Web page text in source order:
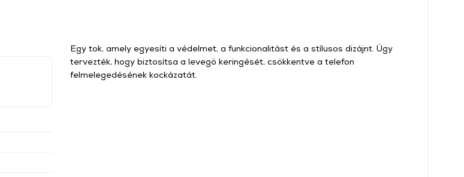
Egy tok, amely egyesíti a védelmet, a funkcionalitást és a stílusos dizájnt. Úgy
tervezték, hogy biztosítsa a levegő keringését, csökkentve a telefon
felmelegedésének kockázatát.